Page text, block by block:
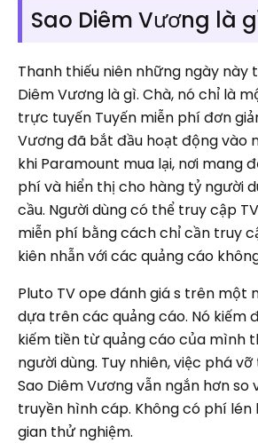
Sao Diêm Vương là
Thanh thiếu niên những ngày này
Diêm Vương là gì. Chà, nó chỉ là
trực tuyến Tuyến miễn phí đơn
Vương đã bắt đầu hoạt động vào
khi Paramount mua lại, nơi mang
phí và hiển thị cho hàng tỷ người
cầu. Người dùng có thể truy cập
miễn phí bằng cách chỉ cần truy
kiên nhẫn với các quảng cáo
Pluto TV ope đánh giá s trên một
dựa trên các quảng cáo. Nó kiếm
kiếm tiền từ quảng cáo của mình
người dùng. Tuy nhiên, việc phá
Sao Diêm Vương vẫn ngắn hơn so
truyền hình cáp. Không có phí lén
gian thử nghiệm.